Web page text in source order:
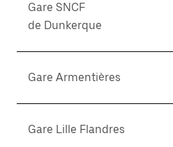
Gare SNCF
de Dunkerque
Gare Armentières
Gare Lille Flandres